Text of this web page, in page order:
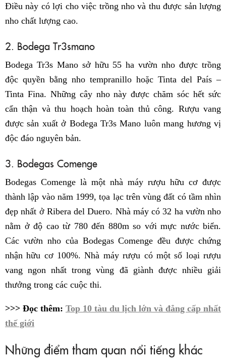
Điều này có lợi cho việc trồng nho và thu được sản lượng
nho chất lượng cao.
2. Bodega Tr3smano
Bodega Tr3s Mano sở hữu 55 ha vườn nho được trồng
độc quyền bằng nho tempranillo hoặc Tinta del País –
Tinta Fina. Những cây nho này được chăm sóc hết sức
cẩn thận và thu hoạch hoàn toàn thủ công. Rượu vang
được sản xuất ở Bodega Tr3s Mano luôn mang hương vị
độc đáo nguyên bản.
3. Bodegas Comenge
Bodegas Comenge là một nhà máy rượu hữu cơ được
thành lập vào năm 1999, tọa lạc trên vùng đất có tầm nhìn
đẹp nhất ở Ribera del Duero. Nhà máy có 32 ha vườn nho
nằm ở độ cao từ 780 đến 880m so với mực nước biển.
Các vườn nho của Bodegas Comenge đều được chứng
nhận hữu cơ 100%. Nhà máy rượu có một số loại rượu
vang ngon nhất trong vùng đã giành được nhiều giải
thưởng trong các cuộc thi.
>>> Đọc thêm: Top 10 tàu du lịch lớn và đẳng cấp nhất
thế giới
Những điểm tham quan nổi tiếng khác